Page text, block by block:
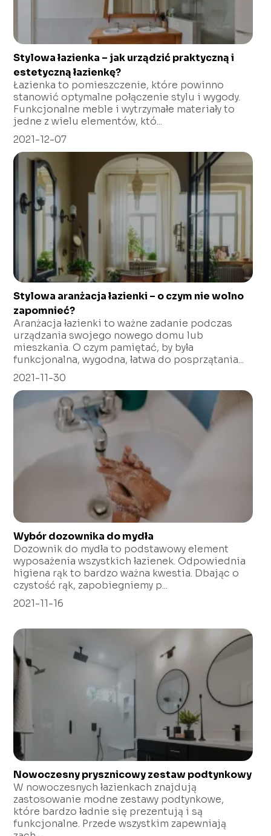
Stylowa łazienka – jak urządzić praktyczną i
estetyczną łazienkę?
Łazienka to pomieszczenie, które powinno
stanowić optymalne połączenie stylu i wygody.
Funkcjonalne meble i wytrzymałe materiały to
jedne z wielu elementów, któ...
2021-12-07
Stylowa aranżacja łazienki – o czym nie wolno
zapomnieć?
Aranżacja łazienki to ważne zadanie podczas
urządzania swojego nowego domu lub
mieszkania. O czym pamiętać, by była
funkcjonalna, wygodna, łatwa do posprzątania...
2021-11-30
Wybór dozownika do mydła
Dozownik do mydła to podstawowy element
wyposażenia wszystkich łazienek. Odpowiednia
higiena rąk to bardzo ważna kwestia. Dbając o
czystość rąk, zapobiegniemy p...
2021-11-16
Nowoczesny prysznicowy zestaw podtynkowy
W nowoczesnych łazienkach znajdują
zastosowanie modne zestawy podtynkowe,
które bardzo ładnie się prezentują i są
funkcjonalne. Przede wszystkim zapewniają